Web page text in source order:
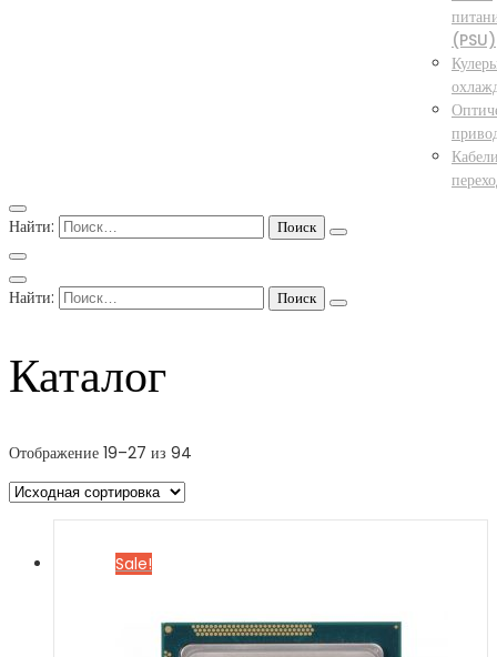
(PSU)
Найти:
Найти:
Каталог
Отображение 19–27 из 94
Sale!